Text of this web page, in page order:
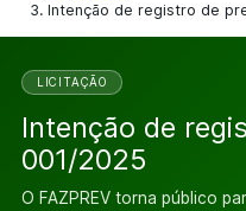
Intenção de registro de
LICITAÇÃO
Intenção de
001/2025
O FAZPREV torna público